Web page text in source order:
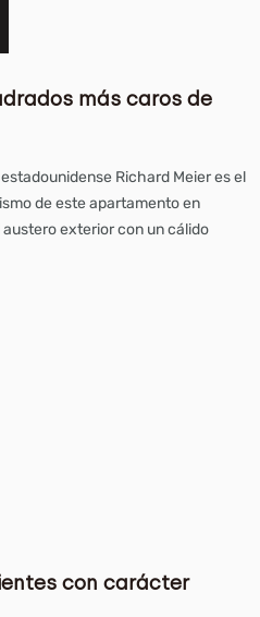
más caros de
Richard Meier es el
de este apartamento en
exterior con un cálido
con carácter